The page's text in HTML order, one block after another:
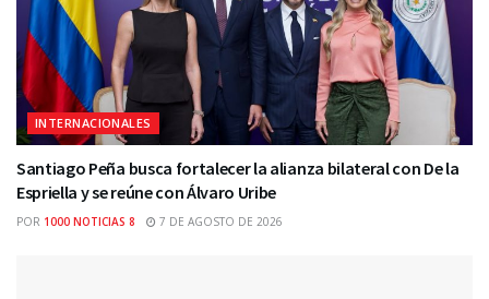
INTERNACIONALES
Santiago Peña busca fortalecer la alianza bilateral con De la
Espriella y se reúne con Álvaro Uribe
POR 1000 NOTICIAS 8 7 DE AGOSTO DE 2026